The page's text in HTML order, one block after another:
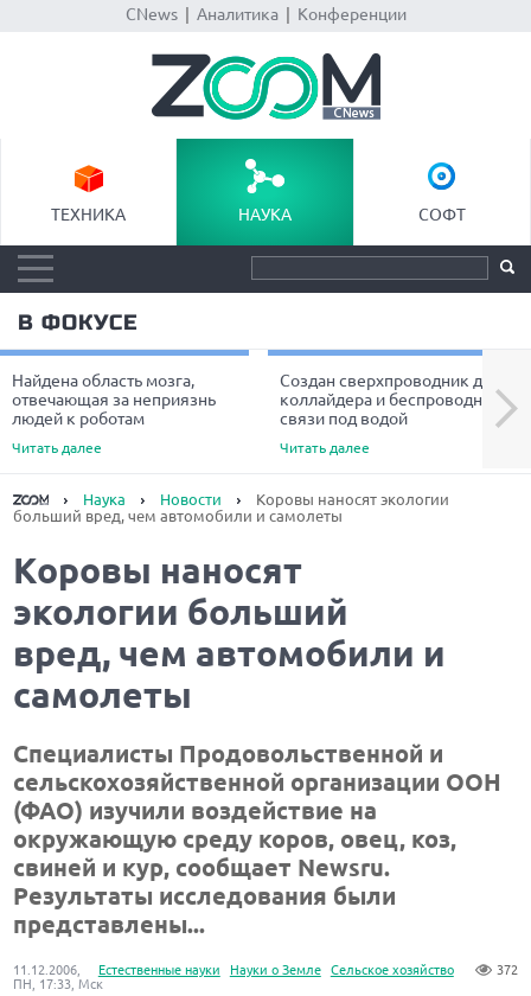
CNews| Аналитика| Конференции
ТЕХНИКА НАУКА СОФТ
В ФОКУСЕ
Найдена область мозга,
отвечающая за неприязнь
людей к роботам
Читать далее
Создан сверхпроводник для
коллайдера и беспроводной
связи под водой
Читать далее
Next
Наука Новости
Коровы наносят экологии
больший вред, чем автомобили и самолеты
Коровы наносят
экологии больший
вред, чем автомобили и
самолеты
Специалисты Продовольственной и
сельскохозяйственной организации ООН
(ФАО) изучили воздействие на
окружающую среду коров, овец, коз,
свиней и кур, сообщает Newsru.
Результаты исследования были
представлены...
Естественные науки Науки о Земле Сельское хозяйство 372
11.12.2006,
ПН, 17:33, Мск